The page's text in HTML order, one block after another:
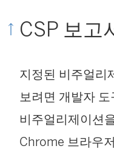
CSP 보고
지정된 비주얼리
보려면 개발자
비주얼리제이션
Chrome 브라우